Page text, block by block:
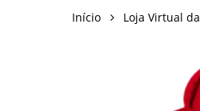
Início Loja Virtual